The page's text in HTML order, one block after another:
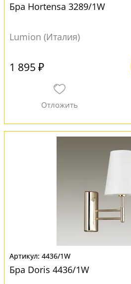
Бра Hortensa 3289/1W
Lumion (Италия)
1 895 ₽
4436/1W
Бра Doris 4436/1W